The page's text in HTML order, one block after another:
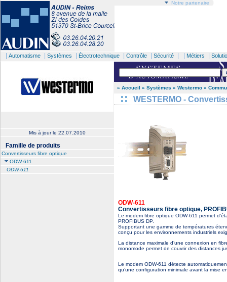
Notre partenaire
Automatisme Systèmes Électrotechnique Contrôle Sécurité Métiers
Mis à jour le 22.07.2010
Famille de produits
Convertisseurs fibre optique
ODW-611
ODW-611
» Accueil » Systèmes » Westermo »
WESTERMO -
ODW-611
Convertisseurs fibre optique,
Le modem fibre optique ODW-611 permet
PROFIBUS DP.
Supportant une gamme de températures
conçu pour les environnements industriels
La distance maximale d’une connexion en
monomode permet de couvrir des distances
Le modem ODW-611 détecte
qu’une configuration minimale avant la mise